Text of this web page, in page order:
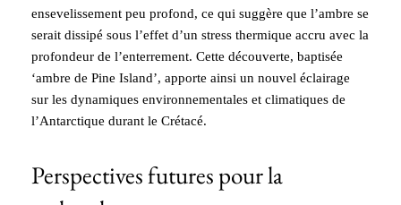
ensevelissement peu profond, ce qui suggère que l’ambre se
serait dissipé sous l’effet d’un stress thermique accru avec la
profondeur de l’enterrement. Cette découverte, baptisée
‘ambre de Pine Island’, apporte ainsi un nouvel éclairage
sur les dynamiques environnementales et climatiques de
l’Antarctique durant le Crétacé.
Perspectives futures pour la